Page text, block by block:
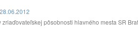
pôsobnosti hlavného mesta SR